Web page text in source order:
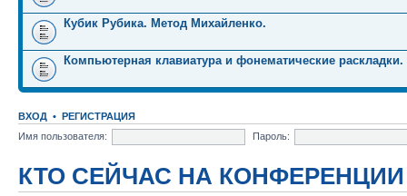
Кубик Рубика. Метод Михайленко.
Компьютерная клавиатура и фонематические раскладки.
ВХОД • РЕГИСТРАЦИЯ
Имя пользователя:
Пароль:
КТО СЕЙЧАС НА КОНФЕРЕНЦИИ